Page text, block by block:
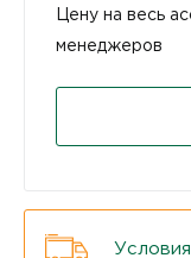
Цену на весь
менеджеров